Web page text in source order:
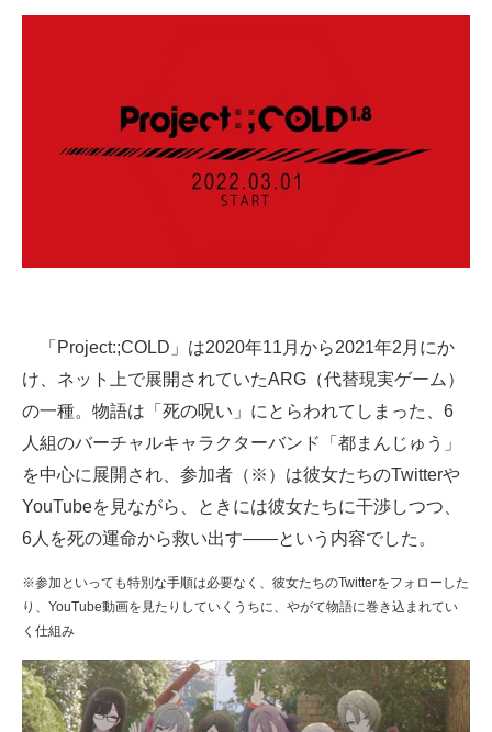
企業ITのトレンドを詳説
経営リーダーのコミュニティ
ITエンジニア向け専門サイト
IT製品の技術・比較・事例
製造業のIT導入・活用を支援
モノづくり技術者専門サイト
エレクトロニクス専門サイト
電子設計の基本と応用
ちょっと気になるネットの話題
「Project:;COLD」は2020年11月から2021年2月にか
け、ネット上で展開されていたARG（代替現実ゲーム）
の一種。物語は「死の呪い」にとらわれてしまった、6
人組のバーチャルキャラクターバンド「都まんじゅう」
を中心に展開され、参加者（※）は彼女たちのTwitterや
YouTubeを見ながら、ときには彼女たちに干渉しつつ、
6人を死の運命から救い出す――という内容でした。
※参加といっても特別な手順は必要なく、彼女たちのTwitterをフォローした
り、YouTube動画を見たりしていくうちに、やがて物語に巻き込まれてい
く仕組み